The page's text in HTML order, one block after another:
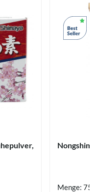
Nongshim
Menge: 75 g